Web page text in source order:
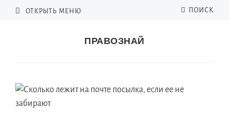
ОТКРЫТЬ МЕНЮ ПОИСК
ПРАВОЗНАЙ